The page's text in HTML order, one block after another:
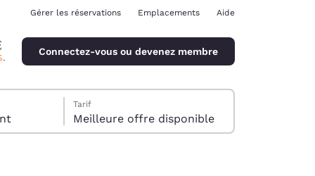
Gérer les réservations Emplacements Aide
Connectez-vous ou devenez membre
Tarif
Meilleure offre disponible